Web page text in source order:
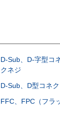
D-Sub、D-字型コ
クネジ
D-Sub、D型コネ
FFC、FPC（フラ